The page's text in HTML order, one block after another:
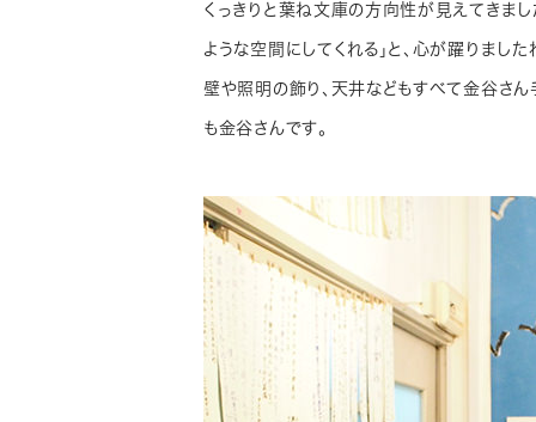
くっきりと葉ね文庫の方向性が見えてきまし
ような空間にしてくれる」と、心が躍りました
壁や照明の飾り、天井などもすべて金谷さん
も金谷さんです。